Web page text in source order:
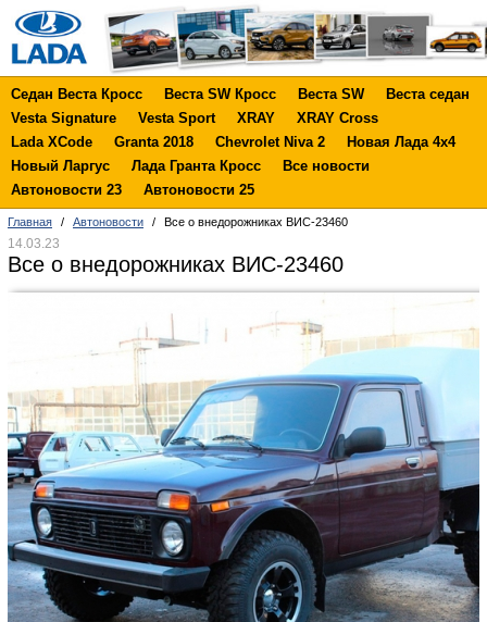
Седан Веста Кросс Веста SW Кросс Веста SW
Веста седан
Vesta Signature
Vesta Sport XRAY
XRAY Cross
Lada XCode
Granta 2018 Chevrolet Niva 2
Новая Лада 4х4
Новый Ларгус
Лада Гранта Кросс
Все новости
Автоновости 23
Автоновости 25
Главная / Автоновости / Все о внедорожниках ВИС-23460
14.03.23
Все о внедорожниках ВИС-23460